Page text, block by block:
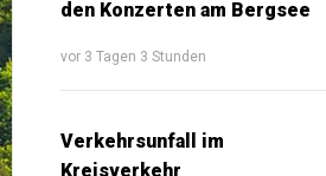
den Konzerten am Bergsee
vor 3 Tagen 3 Stunden
Verkehrsunfall im
Kreisverkehr